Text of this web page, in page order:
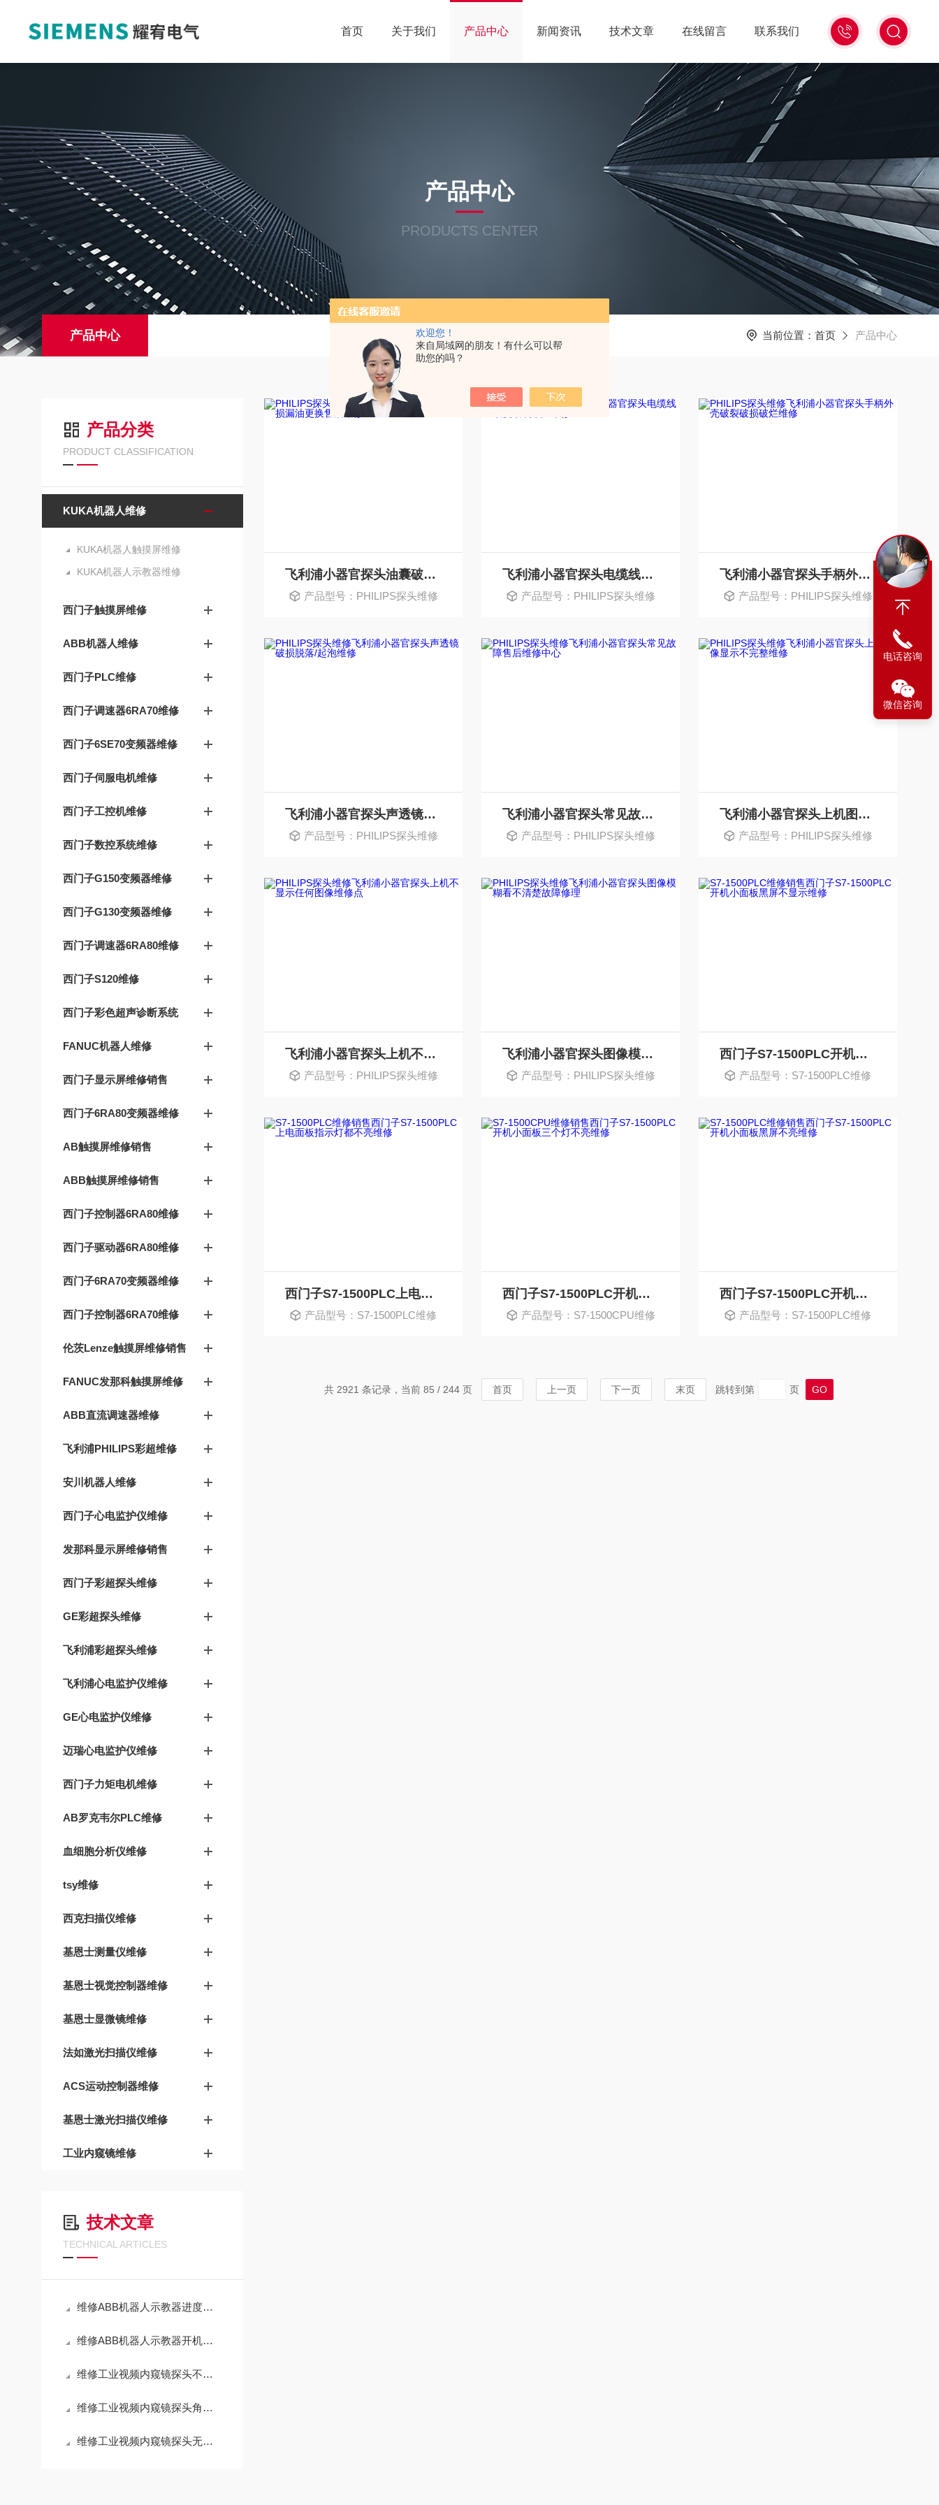
欢迎您！
来自局域网的朋友！有什么可以帮
助您的吗？
18516586104
微
首页 关于我们 产品中心 新闻资讯 技术文章 在线留言 联系我们
产品中心
PRODUCTS CENTER
产品中心 当前位置： 首页 产品中心
产品分类
PRODUCT CLASSIFICATION
KUKA机器人维修
KUKA机器人触摸屏维修
KUKA机器人示教器维修
西门子触摸屏维修
ABB机器人维修
西门子PLC维修
西门子调速器6RA70维修
西门子6SE70变频器维修
西门子伺服电机维修
西门子工控机维修
西门子数控系统维修
西门子G150变频器维修
西门子G130变频器维修
西门子调速器6RA80维修
西门子S120维修
西门子彩色超声诊断系统
FANUC机器人维修
西门子显示屏维修销售
西门子6RA80变频器维修
AB触摸屏维修销售
ABB触摸屏维修销售
西门子控制器6RA80维修
西门子驱动器6RA80维修
西门子6RA70变频器维修
西门子控制器6RA70维修
伦茨Lenze触摸屏维修销售
FANUC发那科触摸屏维修
ABB直流调速器维修
飞利浦PHILIPS彩超维修
安川机器人维修
西门子心电监护仪维修
发那科显示屏维修销售
西门子彩超探头维修
GE彩超探头维修
飞利浦彩超探头维修
飞利浦心电监护仪维修
GE心电监护仪维修
迈瑞心电监护仪维修
西门子力矩电机维修
AB罗克韦尔PLC维修
血细胞分析仪维修
tsy维修
西克扫描仪维修
基恩士测量仪维修
基恩士视觉控制器维修
基恩士显微镜维修
法如激光扫描仪维修
ACS运动控制器维修
基恩士激光扫描仪维修
工业内窥镜维修
技术文章
TECHNICAL ARTICLES
维修ABB机器人示教器进度条死机不动（当天修好故障）
维修ABB机器人示教器开机进不去系统界面（芯片级修理）
维修工业视频内窥镜探头不能上下左右转动（原厂配件修理）
维修工业视频内窥镜探头角度旋钮调节没反应
维修工业视频内窥镜探头无法弯曲旋转（全国可修理）
飞利浦小器官探头油囊破损漏油更换售后维修
产品型号：PHILIPS探头维修
飞利浦小器官探头电缆线破皮破裂破烂维修
产品型号：PHILIPS探头维修
飞利浦小器官探头手柄外壳破裂破损破烂维修
产品型号：PHILIPS探头维修
飞利浦小器官探头声透镜破损脱落/起泡维修
产品型号：PHILIPS探头维修
飞利浦小器官探头常见故障售后维修中心
产品型号：PHILIPS探头维修
飞利浦小器官探头上机图像显示不完整维修
产品型号：PHILIPS探头维修
飞利浦小器官探头上机不显示任何图像维修点
产品型号：PHILIPS探头维修
飞利浦小器官探头图像模糊看不清楚故障修理
产品型号：PHILIPS探头维修
西门子S7-1500PLC开机小面板黑屏不显示维修
产品型号：S7-1500PLC维修
西门子S7-1500PLC上电面板指示灯都不亮维修
产品型号：S7-1500PLC维修
西门子S7-1500PLC开机小面板三个灯不亮维修
产品型号：S7-1500CPU维修
西门子S7-1500PLC开机小面板黑屏不亮维修
产品型号：S7-1500PLC维修
共 2921 条记录，当前 85 / 244 页 首页 上一页 下一页 末页 跳转到第 页
电话咨询
微信咨询